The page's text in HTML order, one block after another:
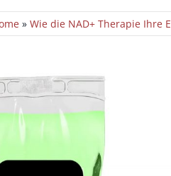
» Wie die NAD+ Therapie Ihre